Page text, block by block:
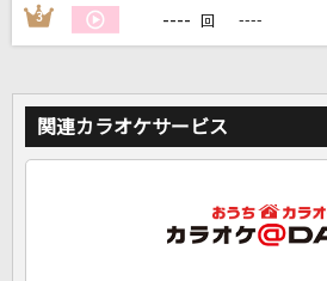
家族や友達と一緒に！練
3 ---- 回 ----
関連カラオケサービス